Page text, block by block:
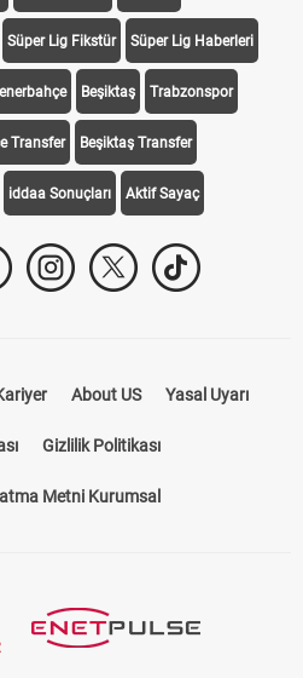
Süper Lig Fikstür Süper Lig Haberleri
Beşiktaş Trabzonspor
Transfer Beşiktaş Transfer
iddaa Sonuçları Aktif Sayaç
About US Yasal Uyarı
Gizlilik Politikası
Metni Kurumsal